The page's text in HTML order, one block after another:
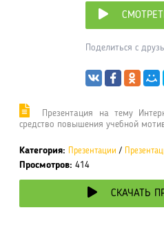
Поделиться с
Презентация на тему
средство повышения учебной
Категория: Презентации /
Просмотров: 414
СКАЧАТЬ